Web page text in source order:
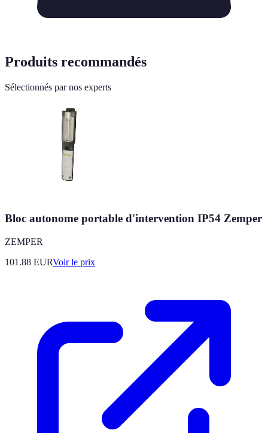
Produits recommandés
Sélectionnés par nos experts
Bloc autonome portable d'intervention IP54 Zemper
ZEMPER
101.88 EURVoir le prix